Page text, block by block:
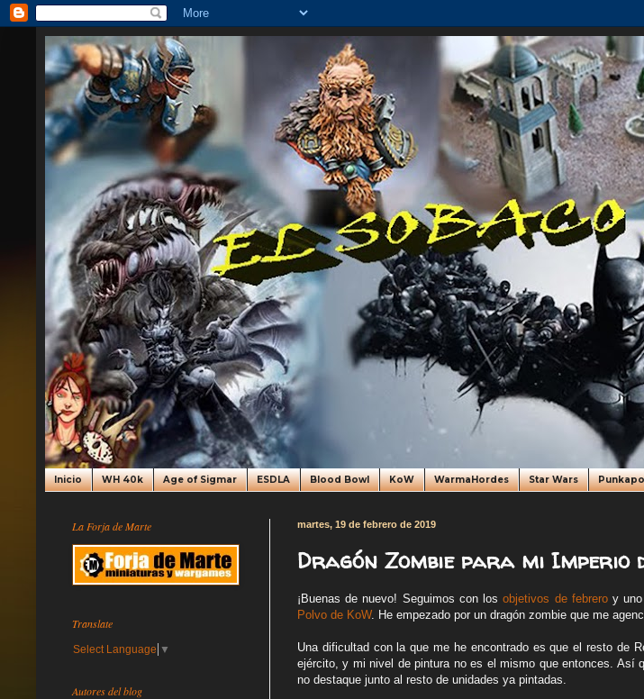
Inicio WH 40k Age of Sigmar ESDLA Blood Bowl KoW WarmaHordes Star Wars
martes, 19 de febrero de 2019
Dragón Zombie para mi Imperio
¡Buenas de nuevo! Seguimos con losobjetivos de febreroy uno
Polvo de KoW. He empezado por un dragón zombie que me
Una dificultad con la que me he encontrado es que el resto de
ejército, y mi nivel de pintura no es el mismo que entonces. Así
no destaque junto al resto de unidades ya pintadas.
La Forja de Marte
Translate
Select Language ▼
Autores del blog